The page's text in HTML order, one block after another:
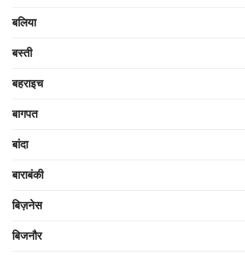
बलिया
बस्ती
बहराइच
बागपत
बांदा
बाराबंकी
बिज़नेस
बिजनौर